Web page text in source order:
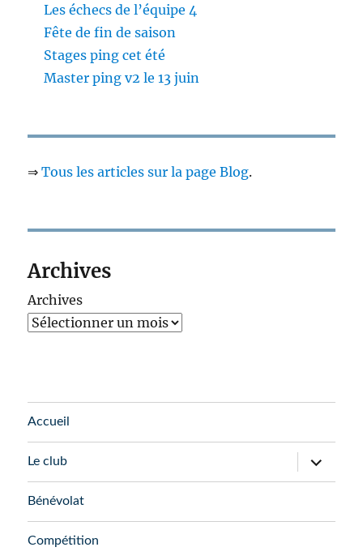
Les échecs de l’équipe 4
Fête de fin de saison
Stages ping cet été
Master ping v2 le 13 juin
⇒Tous les articles sur la page Blog.
Archives
Archives
Accueil
Le club
Bénévolat
Compétition